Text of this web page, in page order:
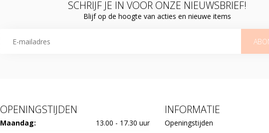
SCHRIJF JE IN VOOR ONZE NIEUWSBRIEF!
Blijf op de hoogte van acties en nieuwe items
OPENINGSTIJDEN
Maandag:
13.00 - 17.30 uur
INFORMATIE
Openingstijden